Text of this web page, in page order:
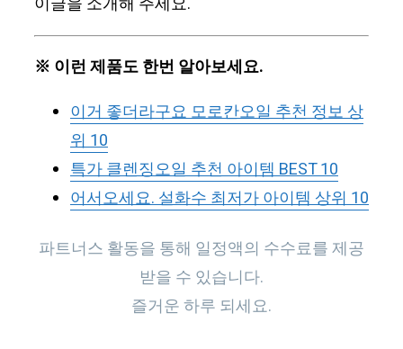
※ 이런 제품도 한번 알아보세요.
이거 좋더라구요 모로칸오일 추천 정보 상
위 10
특가 클렌징오일 추천 아이템 BEST 10
어서오세요. 설화수 최저가 아이템 상위 10
파트너스 활동을 통해 일정액의 수수료를 제공
받을 수 있습니다.
즐거운 하루 되세요.